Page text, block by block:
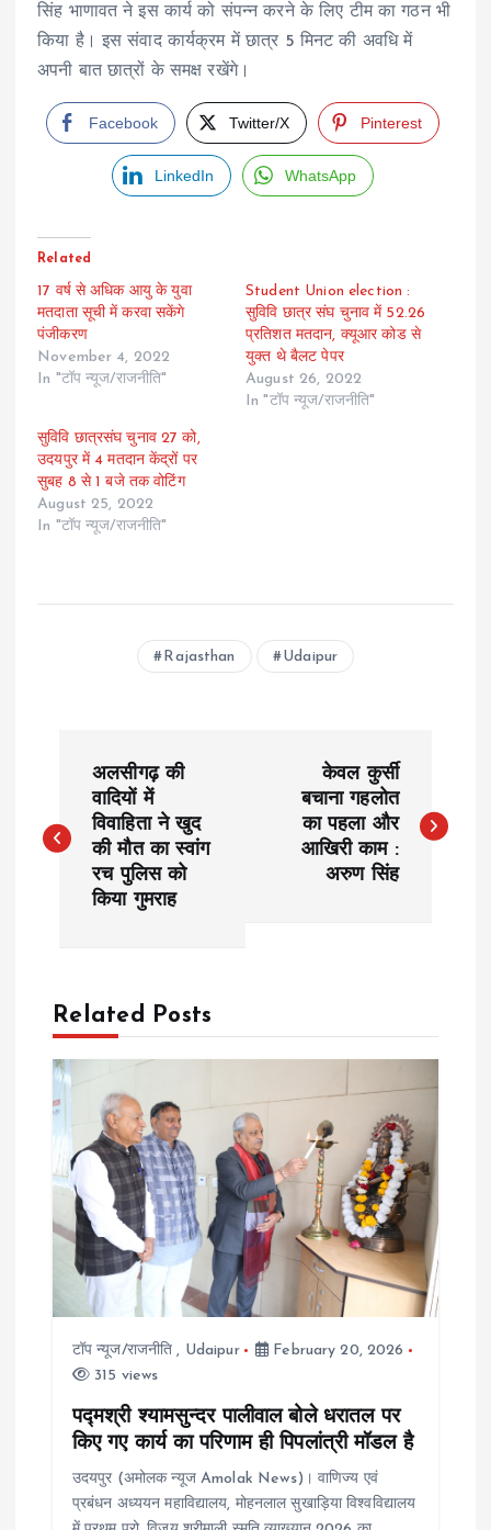
सिंह भाणावत ने इस कार्य को संपन्न करने के लिए टीम का गठन भी
किया है। इस संवाद कार्यक्रम में छात्र 5 मिनट की अवधि में
अपनी बात छात्रों के समक्ष रखेंगे।
Facebook Twitter/X Pinterest
LinkedIn WhatsApp
Related
17 वर्ष से अधिक आयु के युवा
मतदाता सूची में करवा सकेंगे
पंजीकरण
November 4, 2022
In "टॉप न्यूज/राजनीति"
Student Union election :
सुविवि छात्र संघ चुनाव में 52.26
प्रतिशत मतदान, क्यूआर कोड से
युक्त थे बैलट पेपर
August 26, 2022
In "टॉप न्यूज/राजनीति"
सुविवि छात्रसंघ चुनाव 27 को,
उदयपुर में 4 मतदान केंद्रों पर
सुबह 8 से 1 बजे तक वोटिंग
August 25, 2022
In "टॉप न्यूज/राजनीति"
Rajasthan Udaipur
s
a
v
g
a
अलसीगढ़ की
वादियों में
विवाहिता ने खुद
की मौत का स्वांग
रच पुलिस को
किया गुमराह
केवल कुर्सी
बचाना गहलोत
का पहला और
आ​खिरी काम :
अरुण सिंह
Related Posts
टॉप न्यूज/राजनीति , Udaipur
February 20, 2026
315 views
पद्मश्री श्यामसुन्दर पालीवाल बोले धरातल पर
किए गए कार्य का परिणाम ही पिपलांत्री मॉडल है
उदयपुर (अमोलक न्यूज Amolak News)। वाणिज्य एवं
प्रबंधन अध्ययन महाविद्यालय, मोहनलाल सुखाड़िया विश्वविद्यालय